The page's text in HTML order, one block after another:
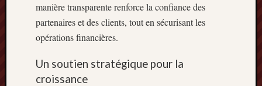
manière transparente renforce la confiance des
partenaires et des clients, tout en sécurisant les
opérations financières.
Un soutien stratégique pour la
croissance